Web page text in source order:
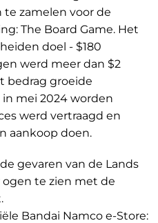
zamelen voor de
The Board Game. Het
doel - $180
werd meer dan $2
bedrag groeide
mei 2024 worden
werd vertraagd en
aankoop doen.
gevaren van de Lands
te zien met de
Bandai Namco e-Store: